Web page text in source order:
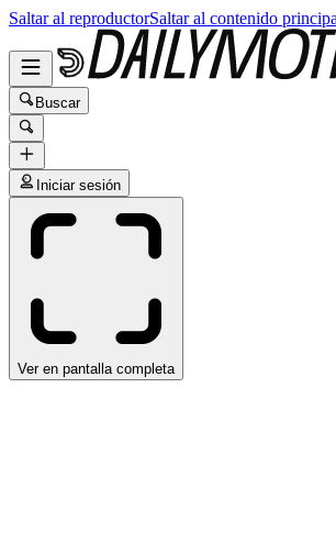
Saltar al reproductorSaltar al contenido
Buscar
Iniciar sesión
Ver en pantalla completa